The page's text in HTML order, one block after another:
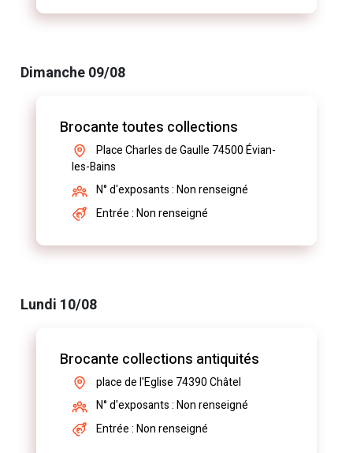
Dimanche 09/08
Brocante toutes collections
Place Charles de Gaulle 74500 Évian-
les-Bains
N° d'exposants : Non renseigné
Entrée : Non renseigné
Lundi 10/08
Brocante collections antiquités
place de l'Eglise 74390 Châtel
N° d'exposants : Non renseigné
Entrée : Non renseigné